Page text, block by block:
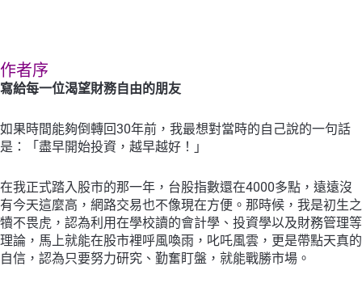
作者序
寫給每一位渴望財務自由的朋友
如果時間能夠倒轉回30年前，我最想對當時的自己說的一句話
是：「盡早開始投資，越早越好！」
在我正式踏入股市的那一年，台股指數還在4000多點，遠遠沒
有今天這麼高，網路交易也不像現在方便。那時候，我是初生之
犢不畏虎，認為利用在學校讀的會計學、投資學以及財務管理等
理論，馬上就能在股市裡呼風喚雨，叱吒風雲，更是帶點天真的
自信，認為只要努力研究、勤奮盯盤，就能戰勝市場。